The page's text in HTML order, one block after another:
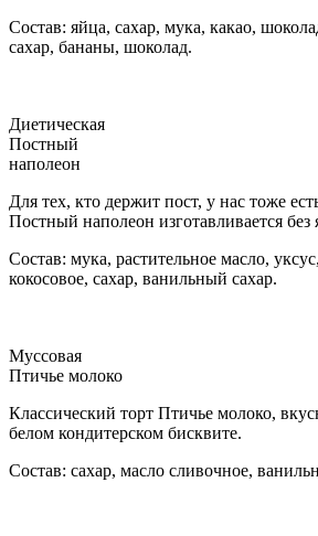
Состав: яйца, сахар, мука, какао,
сахар, бананы, шоколад.
Диетическая
Постный
наполеон
Для тех, кто держит пост, у нас тоже
Постный наполеон изготавливается без
Состав: мука, растительное масло,
кокосовое, сахар, ванильный сахар.
Муссовая
Птичье молоко
Классический торт Птичье молоко,
белом кондитерском бисквите.
Состав: сахар, масло сливочное,